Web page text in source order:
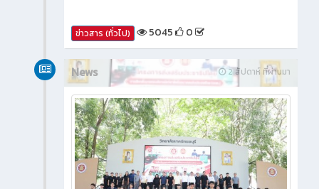
ข่าวสาร (ทั่วไป) 5045 0
2 สัปดาห์ ที่ผ่านมา
News